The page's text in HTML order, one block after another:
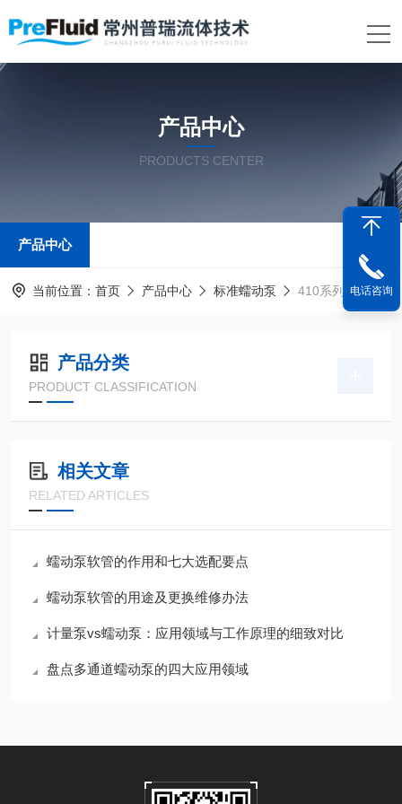
产品中心
PRODUCTS CENTER
产品中心
当前位置： 首页 产品中心 标准蠕动泵 410系列
产品分类
PRODUCT CLASSIFICATION
相关文章
RELATED ARTICLES
蠕动泵软管的作用和七大选配要点
蠕动泵软管的用途及更换维修办法
计量泵vs蠕动泵：应用领域与工作原理的细致对比
盘点多通道蠕动泵的四大应用领域
电话咨询